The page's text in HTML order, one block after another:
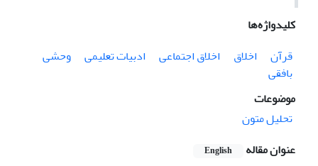
کلیدواژه‌ها
قرآن
اخلاق اخلاق اجتماعی ادبیات تعلیمی
وحشی
بافقی
موضوعات
تحلیل متون
عنوان مقاله
English